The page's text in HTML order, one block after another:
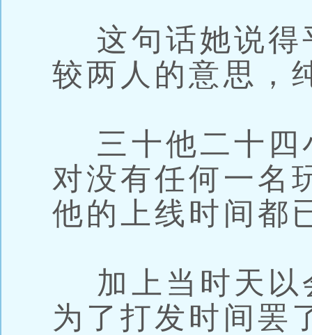
这句话她说得
较两人的意思，
三十他二十四
对没有任何一名
他的上线时间都
加上当时天以
为了打发时间罢